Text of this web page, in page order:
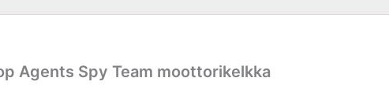
Agents Spy Team moottorikelkka